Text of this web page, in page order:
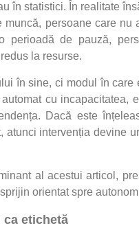
în statistici. În realitate
persoane care nu
perioadă de pauză,
la resurse.
în sine, ci modul în care
cu incapacitatea,
Dacă este
atunci intervenția devine
al acestui articol,
orientat spre
ca etichetă